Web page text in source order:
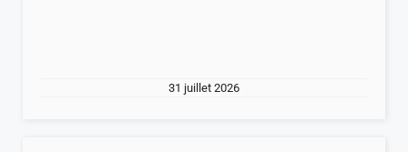
31 juillet 2026